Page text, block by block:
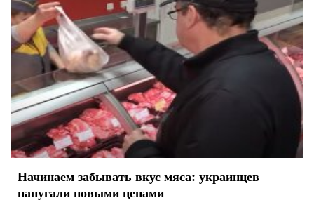
Начинаем забывать вкус мяса: украинцев
напугали новыми ценами